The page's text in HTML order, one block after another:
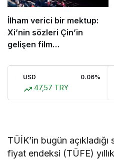
İlham verici bir mektup:
Xi’nin sözleri Çin’in
gelişen film
uyandırdı
USD 0.06%
47,57 TRY
TÜİK’in bugün
fiyat endeksi (TÜFE)